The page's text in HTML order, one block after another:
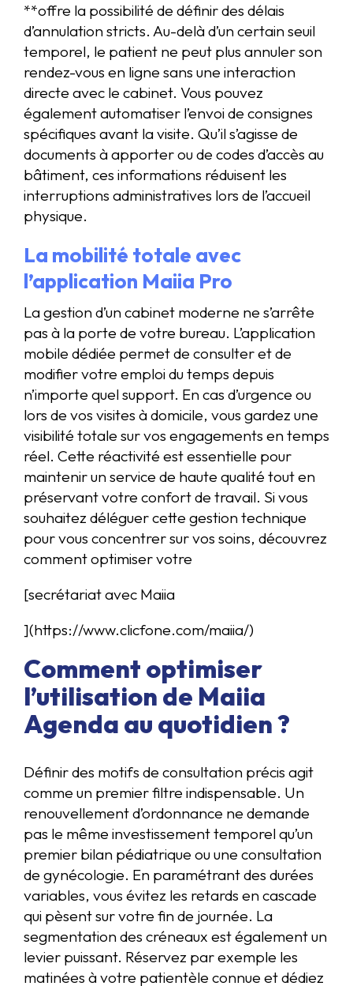
**offre la possibilité de définir des délais
d’annulation stricts. Au-delà d’un certain seuil
temporel, le patient ne peut plus annuler son
rendez-vous en ligne sans une interaction
directe avec le cabinet. Vous pouvez
également automatiser l’envoi de consignes
spécifiques avant la visite. Qu’il s’agisse de
documents à apporter ou de codes d’accès au
bâtiment, ces informations réduisent les
interruptions administratives lors de l’accueil
physique.
La mobilité totale avec
l’application Maiia Pro
La gestion d’un cabinet moderne ne s’arrête
pas à la porte de votre bureau. L’application
mobile dédiée permet de consulter et de
modifier votre emploi du temps depuis
n’importe quel support. En cas d’urgence ou
lors de vos visites à domicile, vous gardez une
visibilité totale sur vos engagements en temps
réel. Cette réactivité est essentielle pour
maintenir un service de haute qualité tout en
préservant votre confort de travail. Si vous
souhaitez déléguer cette gestion technique
pour vous concentrer sur vos soins, découvrez
comment optimiser votre
[secrétariat avec Maiia
](https://www.clicfone.com/maiia/)
Comment optimiser
l’utilisation de Maiia
Agenda au quotidien ?
Définir des motifs de consultation précis agit
comme un premier filtre indispensable. Un
renouvellement d’ordonnance ne demande
pas le même investissement temporel qu’un
premier bilan pédiatrique ou une consultation
de gynécologie. En paramétrant des durées
variables, vous évitez les retards en cascade
qui pèsent sur votre fin de journée. La
segmentation des créneaux est également un
levier puissant. Réservez par exemple les
matinées à votre patientèle connue et dédiez